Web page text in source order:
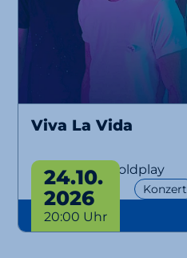
Viva La Vida
A Tribute to Coldplay
Konzert
24.10.
2026
20:00 Uhr